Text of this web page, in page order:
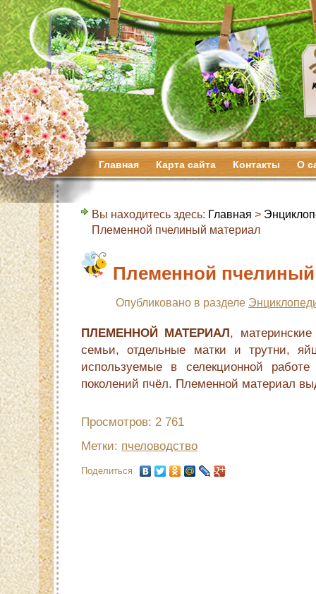
Главная Карта сайта Контакты О
Вы находитесь здесь: Главная >
Племенной пчелиный материал
Племенной
Опубликовано в разделе
ПЛЕМЕННОЙ МАТЕРИАЛ,
семьи, отдельные матки и трутни,
используемые в селекционной
поколений пчёл. Племенной материал
Просмотров: 2 761
Метки: пчеловодство
Поделиться